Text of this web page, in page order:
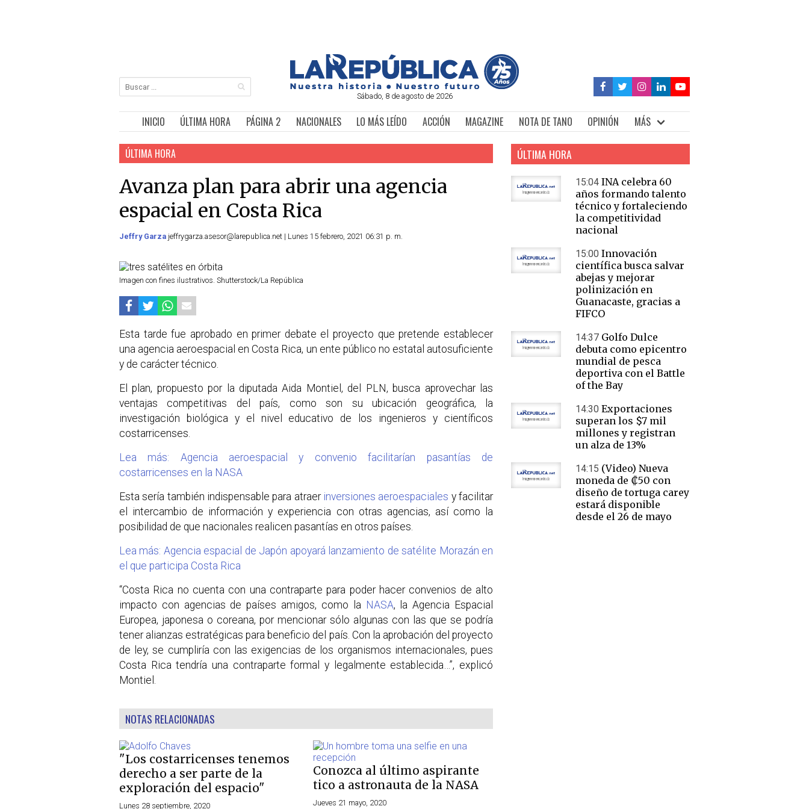
Sábado, 8 de agosto de 2026
INICIO ÚLTIMA HORA PÁGINA 2 NACIONALES LO MÁS LEÍDO ACCIÓN MAGAZINE NOTA DE TANO OPINIÓN MÁS
ÚLTIMA HORA
Avanza plan para abrir una agencia
espacial en Costa Rica
Jeffry Garza jeffrygarza.asesor@larepublica.net | Lunes 15 febrero, 2021 06:31 p. m.
Imagen con fines ilustrativos. Shutterstock/La República
Esta tarde fue aprobado en primer debate el proyecto que pretende establecer
una agencia aeroespacial en Costa Rica, un ente público no estatal autosuficiente
y de carácter técnico.
El plan, propuesto por la diputada Aida Montiel, del PLN, busca aprovechar las
ventajas competitivas del país, como son su ubicación geográfica, la
investigación biológica y el nivel educativo de los ingenieros y científicos
costarricenses.
Lea más: Agencia aeroespacial y convenio facilitarían pasantías de
costarricenses en la NASA
Esta sería también indispensable para atraer inversiones aeroespaciales y facilitar
el intercambio de información y experiencia con otras agencias, así como la
posibilidad de que nacionales realicen pasantías en otros países.
Lea más: Agencia espacial de Japón apoyará lanzamiento de satélite Morazán en
el que participa Costa Rica
“Costa Rica no cuenta con una contraparte para poder hacer convenios de alto
impacto con agencias de países amigos, como la NASA, la Agencia Espacial
Europea, japonesa o coreana, por mencionar sólo algunas con las que se podría
tener alianzas estratégicas para beneficio del país. Con la aprobación del proyecto
de ley, se cumpliría con las exigencias de los organismos internacionales, pues
Costa Rica tendría una contraparte formal y legalmente establecida…”, explicó
Montiel.
NOTAS RELACIONADAS
"Los costarricenses tenemos
derecho a ser parte de la
exploración del espacio"
Lunes 28 septiembre, 2020
Conozca al último aspirante
tico a astronauta de la NASA
Jueves 21 mayo, 2020
ÚLTIMA HORA
15:04 INA celebra 60
años formando talento
técnico y fortaleciendo
la competitividad
nacional
15:00 Innovación
científica busca salvar
abejas y mejorar
polinización en
Guanacaste, gracias a
FIFCO
14:37 Golfo Dulce
debuta como epicentro
mundial de pesca
deportiva con el Battle
of the Bay
14:30 Exportaciones
superan los $7 mil
millones y registran
un alza de 13%
14:15 (Video) Nueva
moneda de ₡50 con
diseño de tortuga carey
estará disponible
desde el 26 de mayo